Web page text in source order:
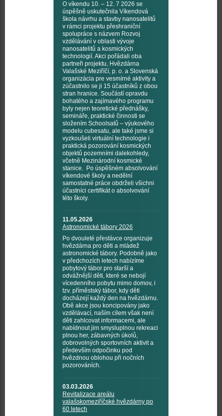
O víkendu 10. – 12. 7 2026 se
úspěšně uskutečnila Víkendová
škola návrhu a stavby nanosatelitů
v rámci projektu přeshraniční
spolupráce s názvem Rozvoj
vzdělávání v oblasti vývoje
nanosatelitů a kosmických
technologií. Akci pořádali oba
partneři projektu, Hvězdárna
Valašské Meziříčí, p. o. a Slovenská
organizácia pre vesmírné aktivity a
zúčastnilo se ji 15 účastníků z obou
stran hranice. Součástí opravdu
bohatého a zajímavého programu
byly nejen teoretické přednášky,
semináře, praktické činnosti se
složením Schoolsatů – výukového
modelu cubesatu, ale také jsme si
vyzkoušeli virtuální technologie i
praktická pozorování kosmických
objektů pozemními dalekohledy,
včetně Mezinárodní kosmické
stanice. Po úspěšném absolvování
víkendové školy a nedělní
samostatné práce obdrželi všichni
účastníci certifikát o absolvování
této školy.
11.05.2026
Astronomické tábory 2026
Po dvouleté přestávce organizuje
hvězdárna pro děti a mládež
astronomické tábory. Podobně jako
v předchozích letech nabízíme
pobytový tábor pro starší a
odvážnější děti, které se nebojí
vícedenního pobytu mimo domov, i
tzv. příměstský tábor, kdy děti
docházejí každý den na hvězdárnu.
Obě akce jsou koncipovány jako
vzdělávací, naším cílem však není
děti zahlcovat informacemi, ale
nabídnout jim smysluplnou rekreaci
plnou her, zábavných úkolů,
dobrovolných sportovních aktivit a
především odpočinku pod
hvězdnou oblohou při nočních
pozorováních.
03.03.2026
Revitalizace areálu
valašskomeziříčské hvězdárny po
60 letech